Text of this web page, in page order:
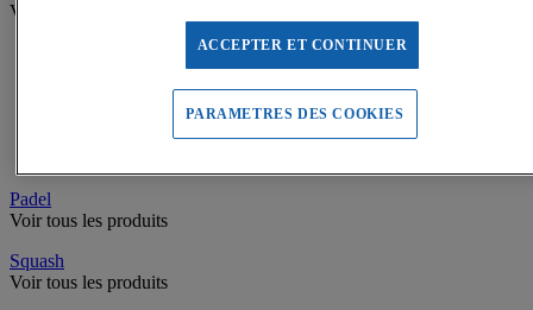
Voir tous les produits
Raquette de Tennis
Filets de Tennis
Poteaux de Tennis
Equipement Terrain de Tennis
Padel
Voir tous les produits
Squash
Voir tous les produits
ACCEPTER ET CONTINUER
PARAMETRES DES COOKIES